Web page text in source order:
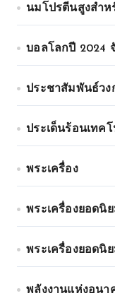
นมโปรตีนสูงสำห
บอลโลกปี 2024
ประชาสัมพันธ์วง
ประเด็นร้อนเทค
พระเครื่อง
พระเครื่องยอดนิ
พระเครื่องยอดนิ
พลังงานแห่งอนา